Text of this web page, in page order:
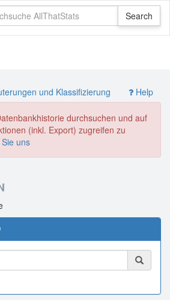
und Klassifizierung Help
durchsuchen und auf
(inkl. Export) zugreifen zu
uns